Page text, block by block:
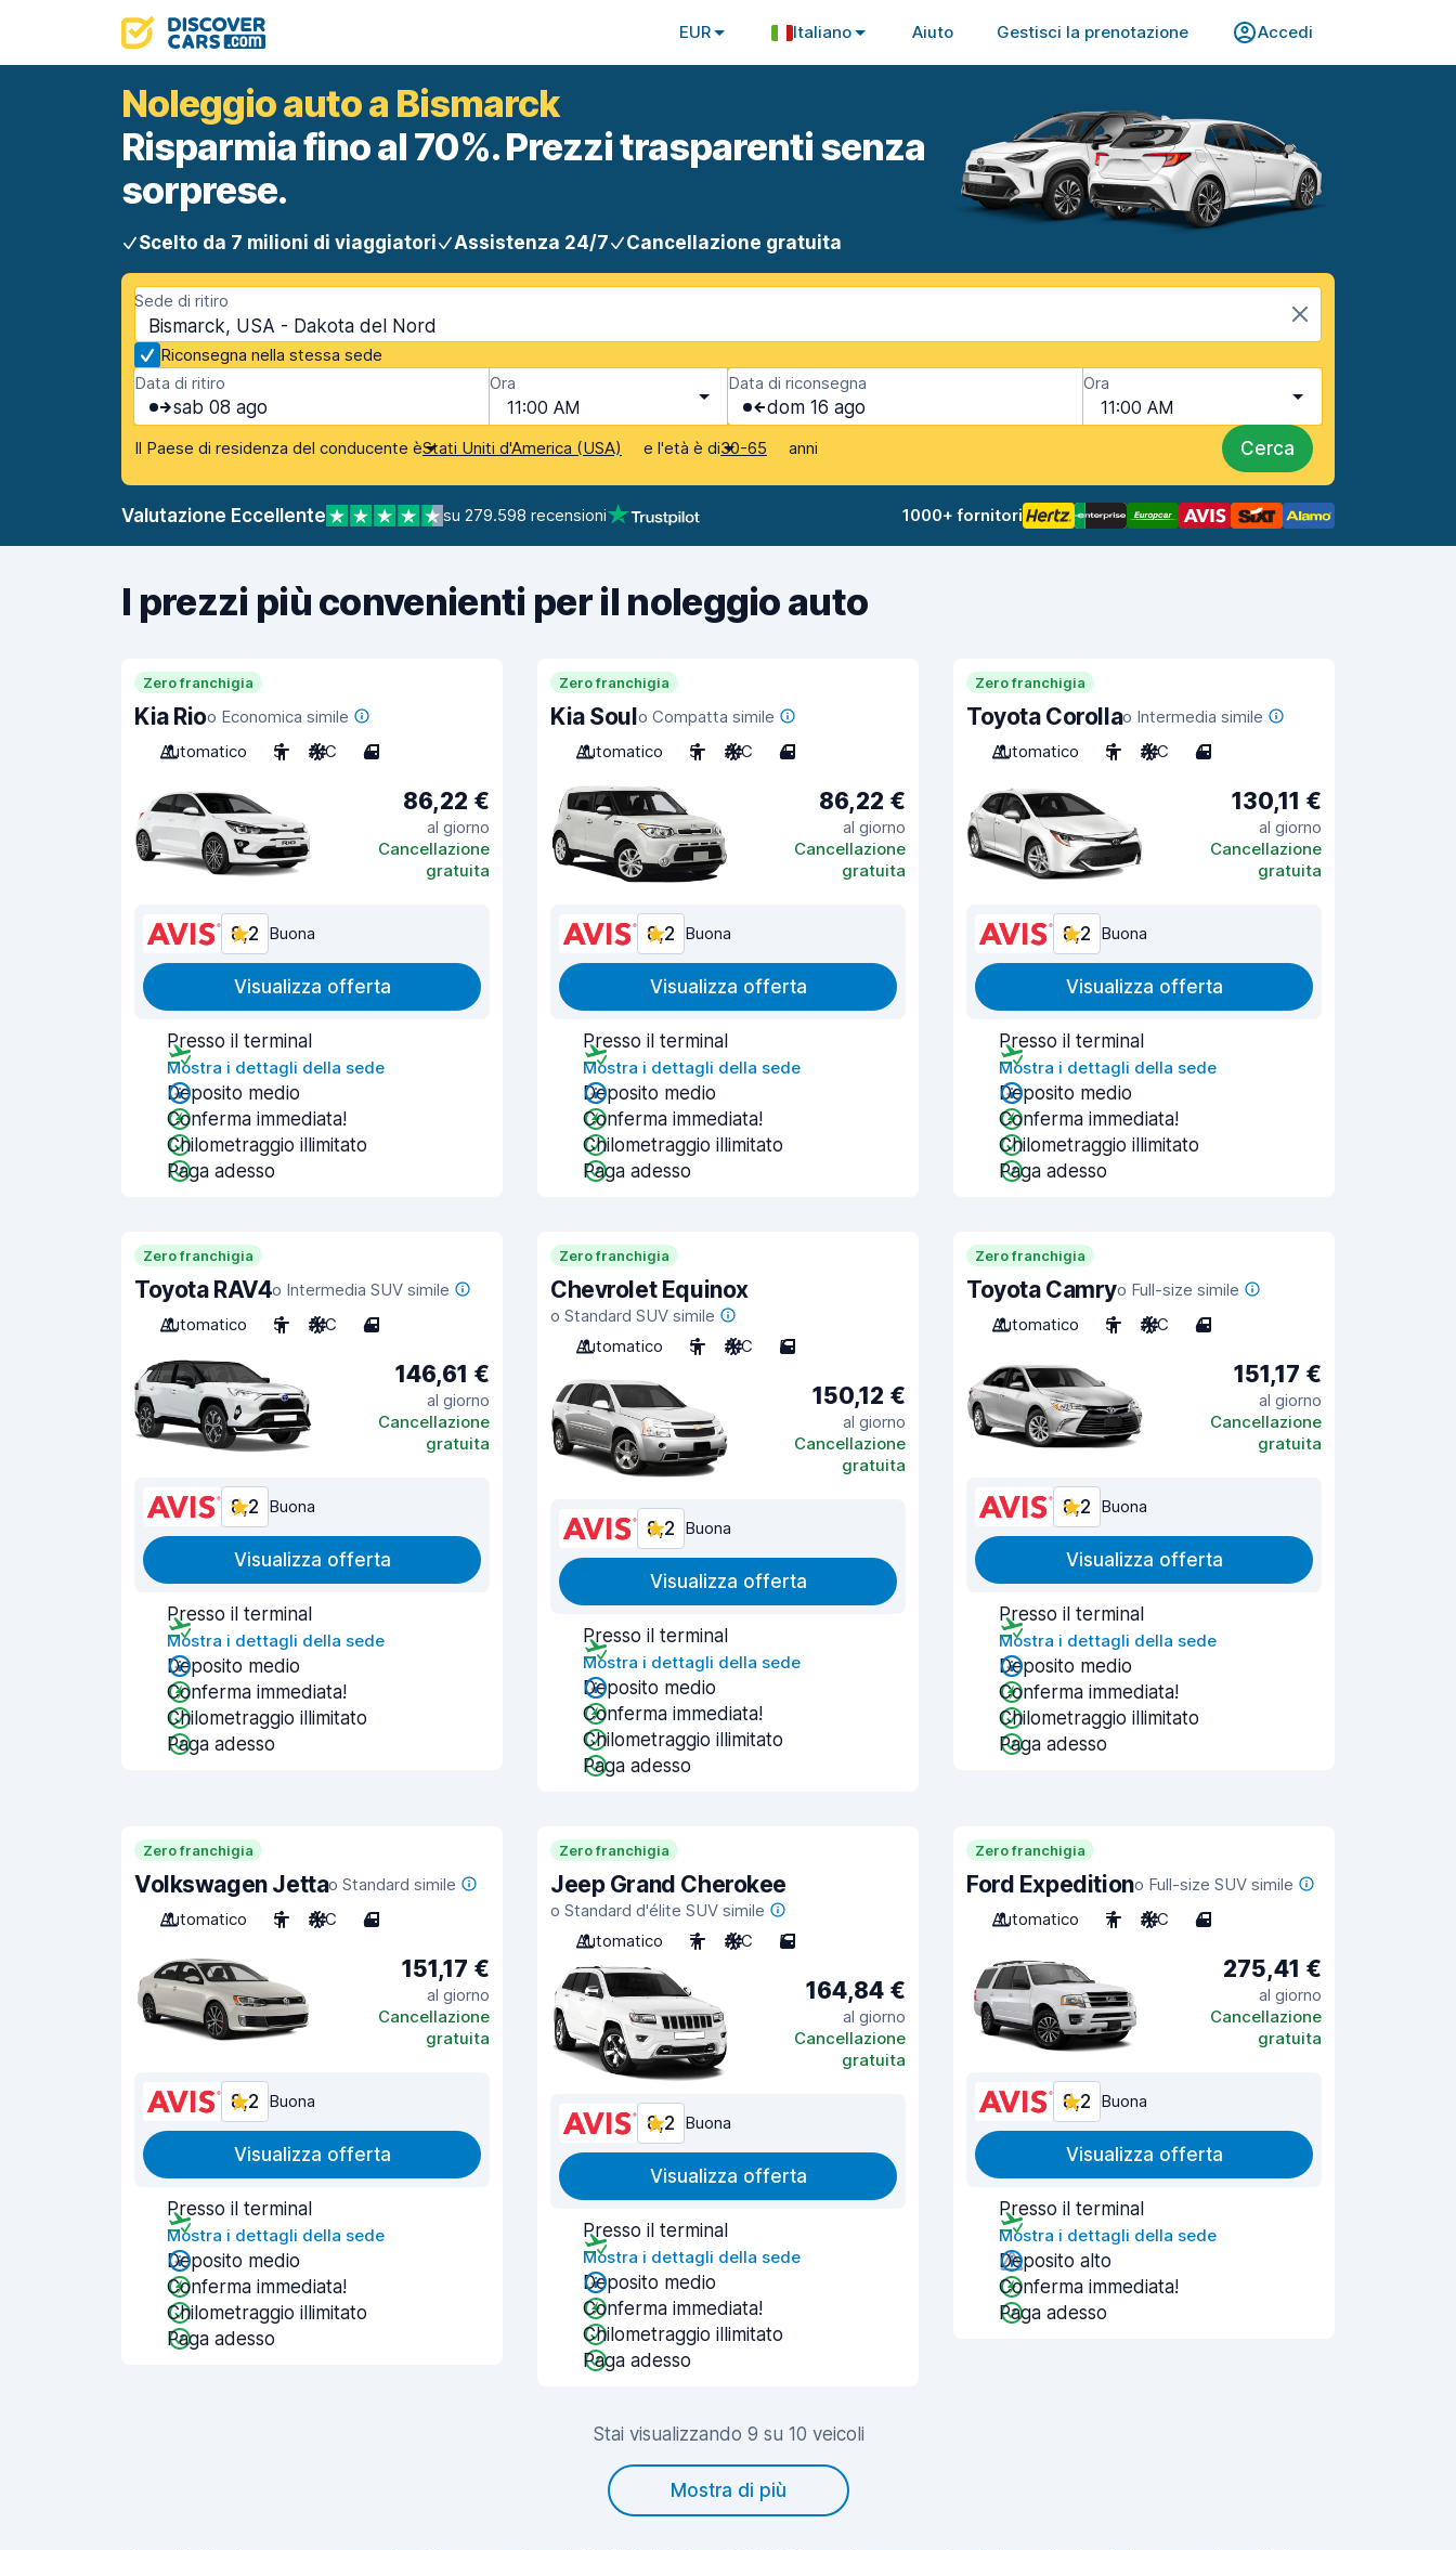
EUR Italiano Aiuto Gestisci la prenotazione Accedi
Noleggio auto a Bismarck
Risparmia fino al 70%. Prezzi trasparenti senza
sorprese.
Scelto da 7 milioni di viaggiatori Assistenza 24/7 Cancellazione gratuita
Sede di ritiro
Bismarck, USA - Dakota del Nord
Riconsegna nella stessa sede
Data di ritiro
sab 08 ago
Ora
11:00 AM
Data di riconsegna
dom 16 ago
Ora
11:00 AM
Il Paese di residenza del conducente èStati Uniti d'America (USA) e l'età è di30-65 anni Cerca
Valutazione Eccellente su 279.598 recensioni 1000+ fornitori
I prezzi più convenienti per il noleggio auto
Zero franchigia
Kia Rioo Economica simile
Automatico
5 A/C 4
86,22 €
al giorno
Cancellazione
gratuita
8,2 Buona
Visualizza offerta
Presso il terminal
Mostra i dettagli della sede
Deposito medio
Conferma immediata!
Chilometraggio illimitato
Paga adesso
Zero franchigia
Kia Soulo Compatta simile
Automatico
5 A/C 4
86,22 €
al giorno
Cancellazione
gratuita
8,2 Buona
Visualizza offerta
Presso il terminal
Mostra i dettagli della sede
Deposito medio
Conferma immediata!
Chilometraggio illimitato
Paga adesso
Zero franchigia
Toyota Corollao Intermedia simile
Automatico
5 A/C 4
130,11 €
al giorno
Cancellazione
gratuita
8,2 Buona
Visualizza offerta
Presso il terminal
Mostra i dettagli della sede
Deposito medio
Conferma immediata!
Chilometraggio illimitato
Paga adesso
Zero franchigia
Toyota RAV4o Intermedia SUV simile
Automatico
5 A/C 4
146,61 €
al giorno
Cancellazione
gratuita
8,2 Buona
Visualizza offerta
Presso il terminal
Mostra i dettagli della sede
Deposito medio
Conferma immediata!
Chilometraggio illimitato
Paga adesso
Zero franchigia
Chevrolet Equinox
o Standard SUV simile
Automatico
5 A/C 5
150,12 €
al giorno
Cancellazione
gratuita
8,2 Buona
Visualizza offerta
Presso il terminal
Mostra i dettagli della sede
Deposito medio
Conferma immediata!
Chilometraggio illimitato
Paga adesso
Zero franchigia
Toyota Camryo Full-size simile
Automatico
5 A/C 4
151,17 €
al giorno
Cancellazione
gratuita
8,2 Buona
Visualizza offerta
Presso il terminal
Mostra i dettagli della sede
Deposito medio
Conferma immediata!
Chilometraggio illimitato
Paga adesso
Zero franchigia
Volkswagen Jettao Standard simile
Automatico
5 A/C 4
151,17 €
al giorno
Cancellazione
gratuita
8,2 Buona
Visualizza offerta
Presso il terminal
Mostra i dettagli della sede
Deposito medio
Conferma immediata!
Chilometraggio illimitato
Paga adesso
Zero franchigia
Jeep Grand Cherokee
o Standard d'élite SUV simile
Automatico
7 A/C 5
164,84 €
al giorno
Cancellazione
gratuita
8,2 Buona
Visualizza offerta
Presso il terminal
Mostra i dettagli della sede
Deposito medio
Conferma immediata!
Chilometraggio illimitato
Paga adesso
Zero franchigia
Ford Expeditiono Full-size SUV simile
Automatico
7 A/C 4
275,41 €
al giorno
Cancellazione
gratuita
8,2 Buona
Visualizza offerta
Presso il terminal
Mostra i dettagli della sede
Deposito alto
Conferma immediata!
Paga adesso
Stai visualizzando 9 su 10 veicoli
Mostra di più